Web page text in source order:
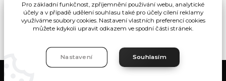
info@jmsportkyjov.cz
Pro základní funkčnost, zpříjemnění používání webu, analytické
účely a v případě udělení souhlasu také pro účely cílení reklamy
využíváme soubory cookies. Nastavení vlastních preferencí cookies
můžete kdykoli upravit odkazem ve spodní části stránek.
Nastavení Souhlasím